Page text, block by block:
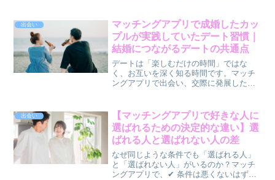
れた…」と感じることがあります。実
は、👉 マッチング...
出会い
マッチングアプリで成婚したカッ
プルが実践していたデート習慣｜
結婚につながるデートの共通点
デートは「楽しむだけの時間」ではな
く、お互いを深く知る時間です。マッチ
ングアプリで出会い、交際に発展したも
ん。実際に成婚したカップルを見てみる
と、特別に豪華なデートを重ねて...
出会い
【マッチングアプリで好きな人に
選ばれるための決定的な違い】選
ばれる人と選ばれない人の差
なぜ同じような条件でも「選ばれる人」
と「選ばれない人」がいるのか？マッチ
ングアプリで、✔ 条件は悪くないはず✔